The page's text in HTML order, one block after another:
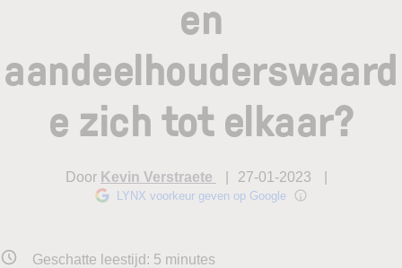
en
aandeelhouderswaard
e zich tot elkaar?
Door Kevin Verstraete 27-01-2023
LYNX voorkeur geven op Google
Geschatte leestijd: 5 minutes